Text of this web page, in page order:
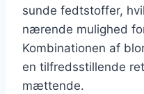
sunde fedtstoffer,
nærende mulighed
Kombinationen af
en tilfredsstillende
mættende.